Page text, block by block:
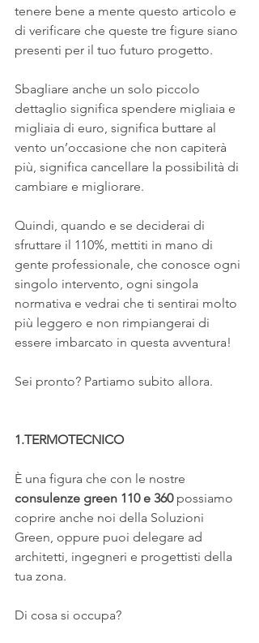
tenere bene a mente questo articolo e
di verificare che queste tre figure siano
presenti per il tuo futuro progetto.
Sbagliare anche un solo piccolo
dettaglio significa spendere migliaia e
migliaia di euro, significa buttare al
vento un’occasione che non capiterà
più, significa cancellare la possibilità di
cambiare e migliorare.
Quindi, quando e se deciderai di
sfruttare il 110%, mettiti in mano di
gente professionale, che conosce ogni
singolo intervento, ogni singola
normativa e vedrai che ti sentirai molto
più leggero e non rimpiangerai di
essere imbarcato in questa avventura!
Sei pronto? Partiamo subito allora.
1.TERMOTECNICO
È una figura che con le nostre
consulenze green 110 e 360 possiamo
coprire anche noi della Soluzioni
Green, oppure puoi delegare ad
architetti, ingegneri e progettisti della
tua zona.
Di cosa si occupa?